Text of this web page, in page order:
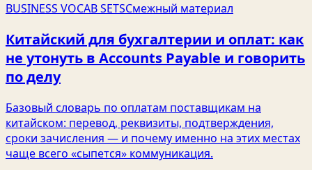
BUSINESS VOCAB SETSСмежный материал
Китайский для бухгалтерии и оплат: как
не утонуть в Accounts Payable и говорить
по делу
Базовый словарь по оплатам поставщикам на
китайском: перевод, реквизиты, подтверждения,
сроки зачисления — и почему именно на этих местах
чаще всего «сыпется» коммуникация.